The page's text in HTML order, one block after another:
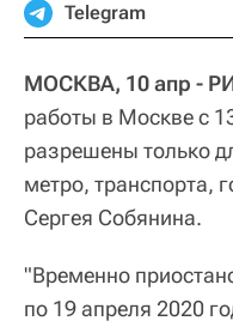
Telegram
МОСКВА, 10 апр -
работы в Москве с
разрешены только
метро, транспорта,
Сергея Собянина.
"Временно
по 19 апреля 2020